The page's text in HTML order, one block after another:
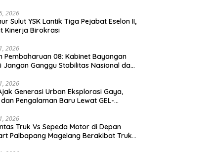
2026
Lantik Tiga Pejabat Eselon II,
Kinerja Birokrasi
2026
Pembaharuan 08: Kabinet Bayangan
Jangan Ganggu Stabilitas Nasional dan
2026
Generasi Urban Eksplorasi Gaya,
Pengalaman Baru Lewat GEL-
2026
Truk Vs Sepeda Motor di Depan
Palbapang Magelang Berakibat Truk